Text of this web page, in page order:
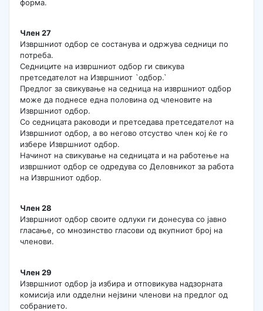
форма.
Член 27
Извршниот одбор се состанува и одржува седници по
потреба.
Седниците на извршниот одбор ги свикува
претседателот на Извршниот `одбор.`
Предлог за свикување на седница на извршниот одбор
може да поднесе една половина од членовите на
Извршниот одбор.
Со седницата раководи и претседава претседателот на
Извршниот одбор, а во негово отсуство член кој ќе го
избере Извршниот одбор.
Начинот на свикување на седницата и на работење на
извршниот одбор се одредува со Деловникот за работа
на Извршниот одбор.
Член 28
Извршниот одбор своите одлуки ги донесува со јавно
гласање, со мнозинство гласови од вкупниот број на
членови.
Член 29
Извршниот одбор ја избира и отповикува надзорната
комисија или одделни нејзини членови на предлог од
собранието.